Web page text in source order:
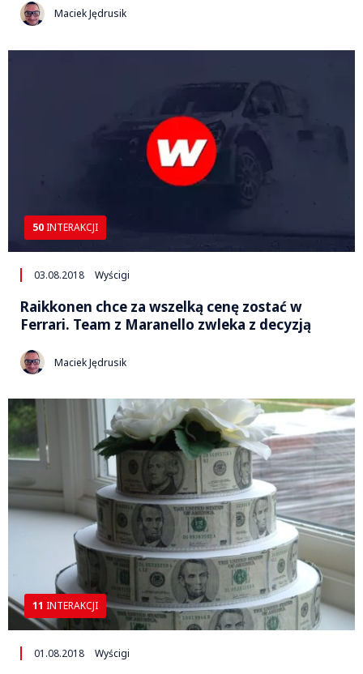
Maciek Jędrusik
50 INTERAKCJI
03.08.2018 Wyścigi
Raikkonen chce za wszelką cenę zostać w
Ferrari. Team z Maranello zwleka z decyzją
Maciek Jędrusik
11 INTERAKCJI
01.08.2018 Wyścigi